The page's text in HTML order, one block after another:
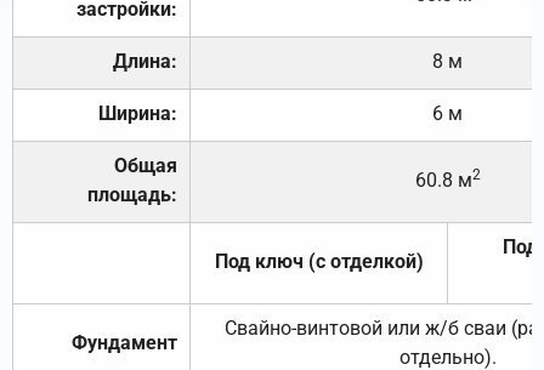
застройки:
Длина: 8 м
Ширина: 6 м
Общая
площадь:
60.8 м2
Под ключ (с отделкой)
Под
Фундамент
Свайно-винтовой или ж/б сваи
отдельно).